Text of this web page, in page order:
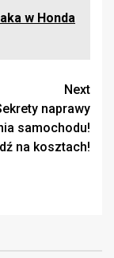
w Honda
Next
naprawy
samochodu!
na kosztach!